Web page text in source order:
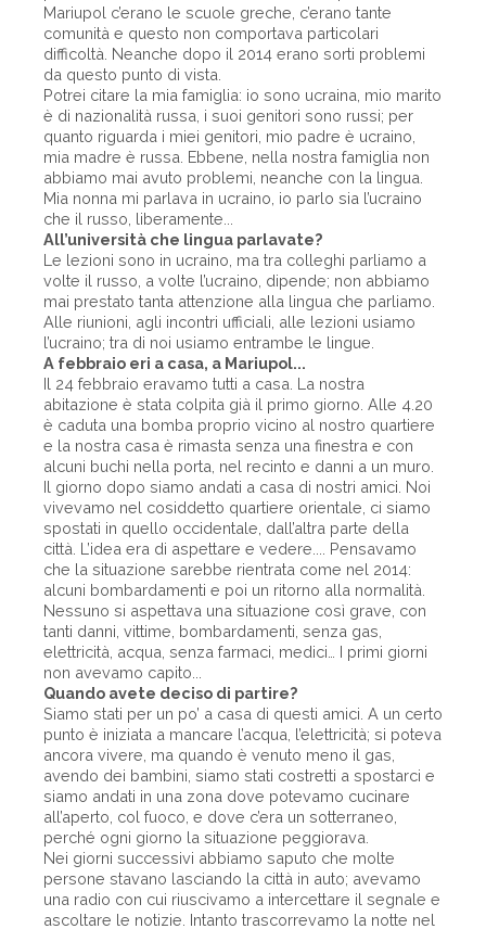
Mariupol c’erano le scuole greche, c’erano tante
comunità e questo non comportava particolari
difficoltà. Neanche dopo il 2014 erano sorti problemi
da questo punto di vista.
Potrei citare la mia famiglia: io sono ucraina, mio marito
è di nazionalità russa, i suoi genitori sono russi; per
quanto riguarda i miei genitori, mio padre è ucraino,
mia madre è russa. Ebbene, nella nostra famiglia non
abbiamo mai avuto problemi, neanche con la lingua.
Mia nonna mi parlava in ucraino, io parlo sia l’ucraino
che il russo, liberamente...
All’università che lingua parlavate?
Le lezioni sono in ucraino, ma tra colleghi parliamo a
volte il russo, a volte l’ucraino, dipende; non abbiamo
mai prestato tanta attenzione alla lingua che parliamo.
Alle riunioni, agli incontri ufficiali, alle lezioni usiamo
l’ucraino; tra di noi usiamo entrambe le lingue.
A febbraio eri a casa, a Mariupol...
Il 24 febbraio eravamo tutti a casa. La nostra
abitazione è stata colpita già il primo giorno. Alle 4.20
è caduta una bomba proprio vicino al nostro quartiere
e la nostra casa è rimasta senza una finestra e con
alcuni buchi nella porta, nel recinto e danni a un muro.
Il giorno dopo siamo andati a casa di nostri amici. Noi
vivevamo nel cosiddetto quartiere orientale, ci siamo
spostati in quello occidentale, dall’altra parte della
città. L’idea era di aspettare e vedere.... Pensavamo
che la situazione sarebbe rientrata come nel 2014:
alcuni bombardamenti e poi un ritorno alla normalità.
Nessuno si aspettava una situazione così grave, con
tanti danni, vittime, bombardamenti, senza gas,
elettricità, acqua, senza farmaci, medici… I primi giorni
non avevamo capito...
Quando avete deciso di partire?
Siamo stati per un po’ a casa di questi amici. A un certo
punto è iniziata a mancare l’acqua, l’elettricità; si poteva
ancora vivere, ma quando è venuto meno il gas,
avendo dei bambini, siamo stati costretti a spostarci e
siamo andati in una zona dove potevamo cucinare
all’aperto, col fuoco, e dove c’era un sotterraneo,
perché ogni giorno la situazione peggiorava.
Nei giorni successivi abbiamo saputo che molte
persone stavano lasciando la città in auto; avevamo
una radio con cui riuscivamo a intercettare il segnale e
ascoltare le notizie. Intanto trascorrevamo la notte nel